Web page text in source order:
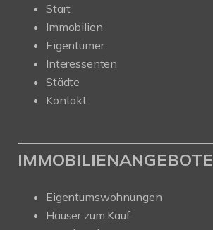
Start
Immobilien
Eigentümer
Interessenten
Städte
Kontakt
IMMOBILIENANGEBOTE
Eigentumswohnungen
Häuser zum Kauf